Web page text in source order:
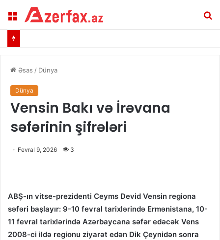
Menu
Əsas / Dünya
Dünya
Vensin Bakı və İrəvana
səfərinin şifrələri
Fevral 9, 2026 3
ABŞ-ın vitse-prezidenti Ceyms Devid Vensin regiona
səfəri başlayır: 9-10 fevral tarixlərində Ermənistana, 10-
11 fevral tarixlərində Azərbaycana səfər edəcək Vens
2008-ci ildə regionu ziyarət edən Dik Çeynidən sonra